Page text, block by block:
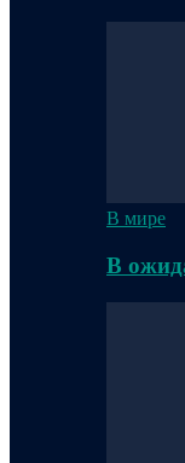
В мире
В